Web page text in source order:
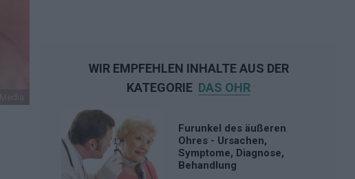
WIR EMPFEHLEN INHALTE AUS DER
KATEGORIE DAS OHR
Furunkel des äußeren
Ohres - Ursachen,
Symptome, Diagnose,
Behandlung